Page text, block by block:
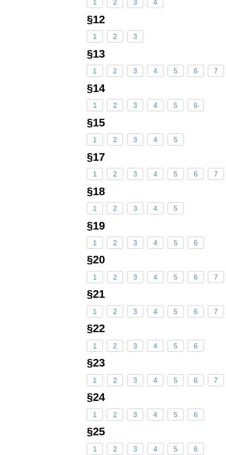
1 2 3 4
§12
1 2 3
§13
1 2 3 4 5 6 7
§14
1 2 3 4 5 6
§15
1 2 3 4 5
§17
1 2 3 4 5 6 7
§18
1 2 3 4 5
§19
1 2 3 4 5 6
§20
1 2 3 4 5 6 7
§21
1 2 3 4 5 6 7
§22
1 2 3 4 5 6
§23
1 2 3 4 5 6 7
§24
1 2 3 4 5 6
§25
1 2 3 4 5 6